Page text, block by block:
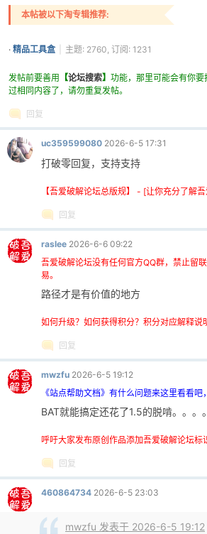
本帖被以下淘专辑推荐:
· 精品工具盒 主题: 2760, 订阅: 1231
发帖前要善用 【论坛搜索】 功能，那里可能会有你
过相同内容了，请勿重复发帖。
回复
uc359599080 2026-6-5 17:31
打破零回复，支持支持
【吾爱破解论坛总版规】 - [让你充分了解
回复
raslee 2026-6-6 09:22
吾爱破解论坛没有任何官方QQ群，禁止留
易。
路径才是有价值的地方
如何升级？如何获得积分？积分对应解释说
回复
mwzfu 2026-6-5 19:12
《站点帮助文档》有什么问题来这里看看吧
BAT就能搞定还花了1.5的脱啃。。。。
呼吁大家发布原创作品添加吾爱破解论坛标
回复
460864734 2026-6-5 23:03
mwzfu 发表于 2026-6-5 19:12